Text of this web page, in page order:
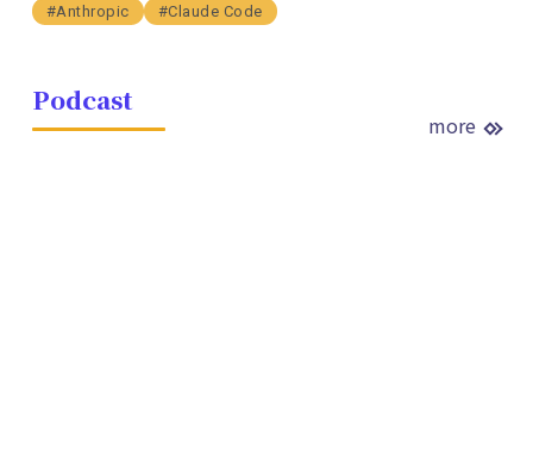
#Anthropic
#Claude Code
Podcast
more